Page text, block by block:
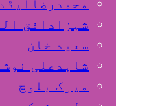
شہزادافق
سعید خان
شاہدعلی
میرک بلوچ